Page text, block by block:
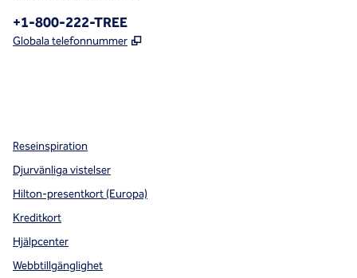
Telefon:
+1-800-222-TREE
Globala telefonnummer ,
Reseinspiration
Djurvänliga vistelser
Hilton-presentkort (Europa)
Kreditkort
Hjälpcenter
Webbtillgänglighet